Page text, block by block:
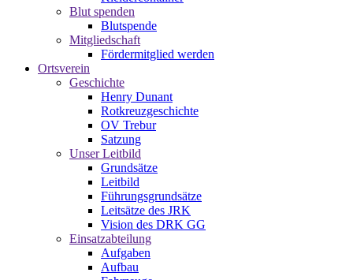
Blut spenden
Blutspende
Mitgliedschaft
Fördermitglied werden
Ortsverein
Geschichte
Henry Dunant
Rotkreuzgeschichte
OV Trebur
Satzung
Unser Leitbild
Grundsätze
Leitbild
Führungsgrundsätze
Leitsätze des JRK
Vision des DRK GG
Einsatzabteilung
Aufgaben
Aufbau